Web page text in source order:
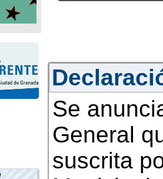
Se
General
suscrita